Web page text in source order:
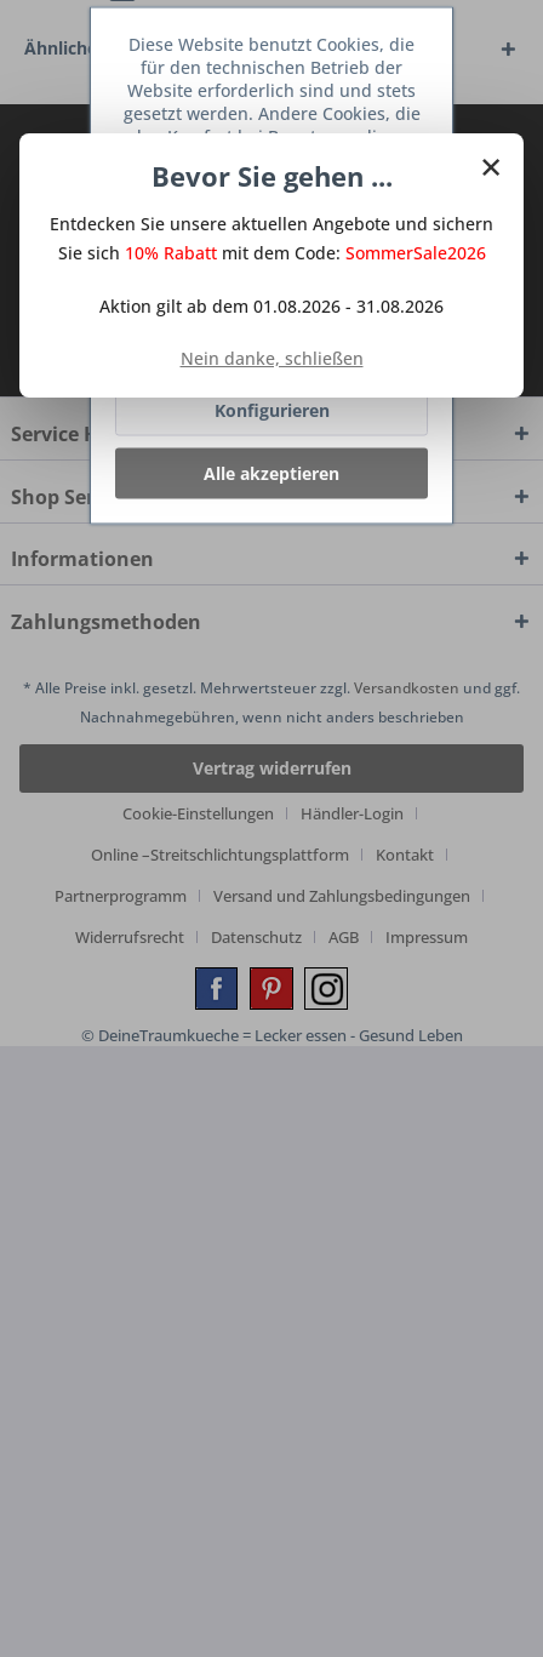
Ähnliche Artikel
Abonnieren Sie den kostenlosen Deine
TraumKüche Newsletter und verpassen
Sie keine Neuigkeit oder Aktion mehr aus
dem Traum Küchen - Shop.
zur Kenntnis genommen.
Service Hotline
Shop Service
Informationen
Zahlungsmethoden
* Alle Preise inkl. gesetzl. Mehrwertsteuer zzgl.Versandkosten und ggf.
Nachnahmegebühren, wenn nicht anders beschrieben
Vertrag widerrufen
Cookie-Einstellungen
Händler-Login
Online –Streitschlichtungsplattform
Kontakt
Partnerprogramm
Versand und Zahlungsbedingungen
Widerrufsrecht
Datenschutz AGB Impressum
© DeineTraumkueche = Lecker essen - Gesund Leben
×
Bevor Sie gehen ...
Entdecken Sie unsere aktuellen Angebote und sichern
Sie sich 10% Rabattmit dem Code: SommerSale2026
Aktion gilt ab dem 01.08.2026 - 31.08.2026
Nein danke, schließen
Diese Website benutzt Cookies, die
für den technischen Betrieb der
Website erforderlich sind und stets
gesetzt werden. Andere Cookies, die
den Komfort bei Benutzung dieser
dienen oder die Interaktion mit
Netzwerken vereinfachen sollen,
werden nur mit Ihrer Zustimmung
Ablehnen
Konfigurieren
Alle akzeptieren